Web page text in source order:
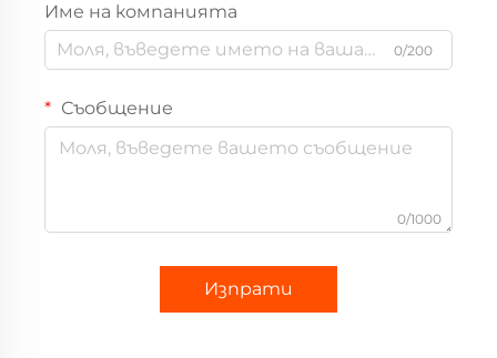
Име на компанията
0/200
Съобщение
0/1000
Изпрати